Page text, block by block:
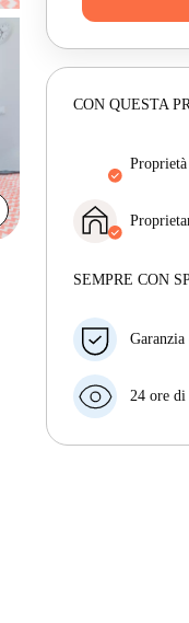
CON QUESTA
assicurarti
nell'annuncio.
Maggiori
SEMPRE CON
con breve
B) ti
24 ore